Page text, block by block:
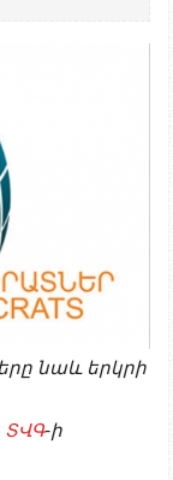
նաև երկրի
ՏՎԳ-ի